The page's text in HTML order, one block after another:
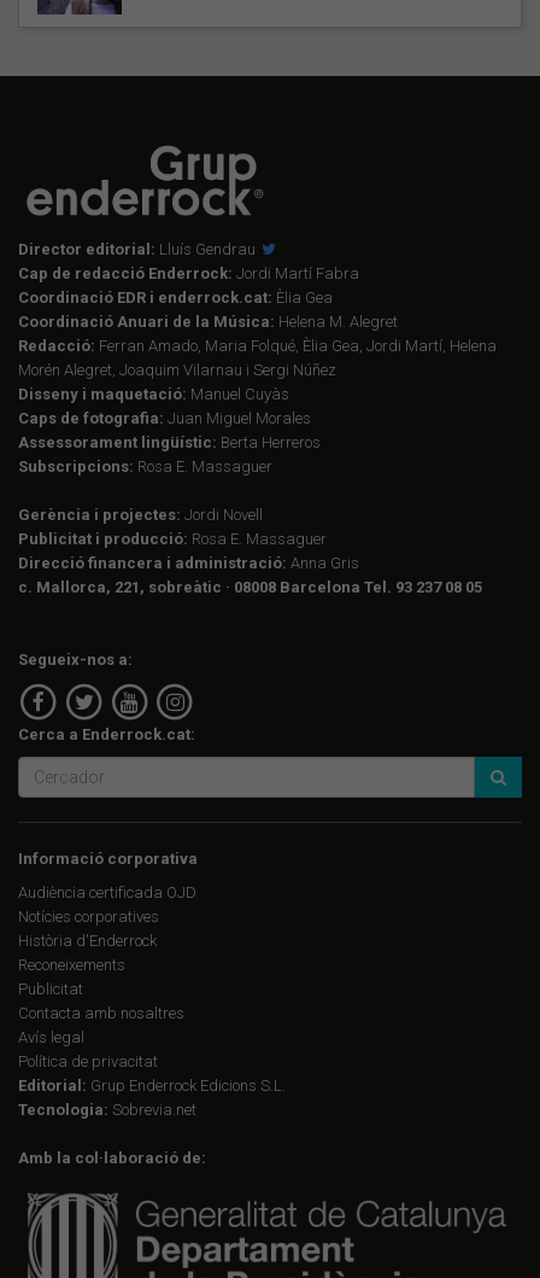
Director editorial: Lluís Gendrau
Cap de redacció Enderrock: Jordi Martí Fabra
Coordinació EDR i enderrock.cat: Èlia Gea
Coordinació Anuari de la Música: Helena M. Alegret
Redacció: Ferran Amado, Maria Folqué, Èlia Gea, Jordi Martí, Helena
Morén Alegret, Joaquim Vilarnau i Sergi Núñez
Disseny i maquetació: Manuel Cuyàs
Caps de fotografia: Juan Miguel Morales
Assessorament lingüístic: Berta Herreros
Subscripcions: Rosa E. Massaguer
Gerència i projectes: Jordi Novell
Publicitat i producció: Rosa E. Massaguer
Direcció financera i administració: Anna Gris
c. Mallorca, 221, sobreàtic · 08008 Barcelona Tel. 93 237 08 05
Segueix-nos a:
Cerca a Enderrock.cat:
Informació corporativa
Audiència certificada OJD
Notícies corporatives
Història d'Enderrock
Reconeixements
Publicitat
Contacta amb nosaltres
Avís legal
Política de privacitat
Editorial: Grup Enderrock Edicions S.L.
Tecnologia: Sobrevia.net
Amb la col·laboració de: